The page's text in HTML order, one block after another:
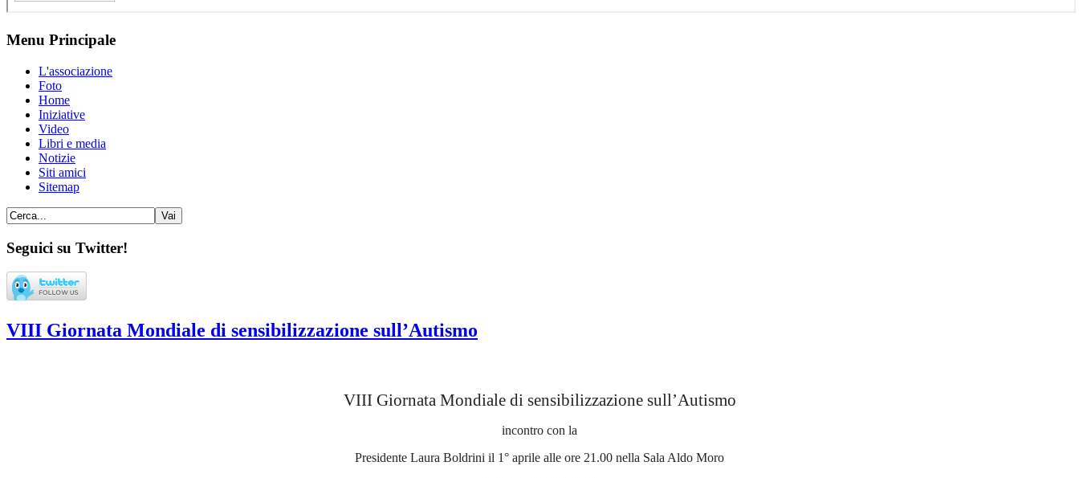
Menu Principale
L'associazione
Foto
Home
Iniziative
Video
Libri e media
Notizie
Siti amici
Sitemap
Seguici su Twitter!
VIII Giornata Mondiale di sensibilizzazione sull’Autismo
VIII Giornata Mondiale di sensibilizzazione sull’Autismo
incontro con la
Presidente Laura Boldrini il 1° aprile alle ore 21.00 nella Sala Aldo Moro